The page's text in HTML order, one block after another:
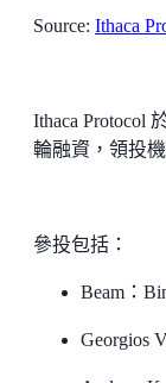
Source: Ithaca
Ithaca Protocol
輪融資，領投
參投包括：
Beam：
Georgios